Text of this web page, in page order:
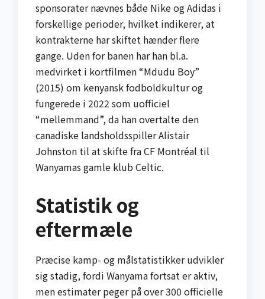
sponsorater nævnes både Nike og Adidas i
forskellige perioder, hvilket indikerer, at
kontrakterne har skiftet hænder flere
gange. Uden for banen har han bl.a.
medvirket i kortfilmen “Mdudu Boy”
(2015) om kenyansk fodboldkultur og
fungerede i 2022 som uofficiel
“mellemmand”, da han overtalte den
canadiske landsholdsspiller Alistair
Johnston til at skifte fra CF Montréal til
Wanyamas gamle klub Celtic.
Statistik og
eftermæle
Præcise kamp- og målstatistikker udvikler
sig stadig, fordi Wanyama fortsat er aktiv,
men estimater peger på over 300 officielle